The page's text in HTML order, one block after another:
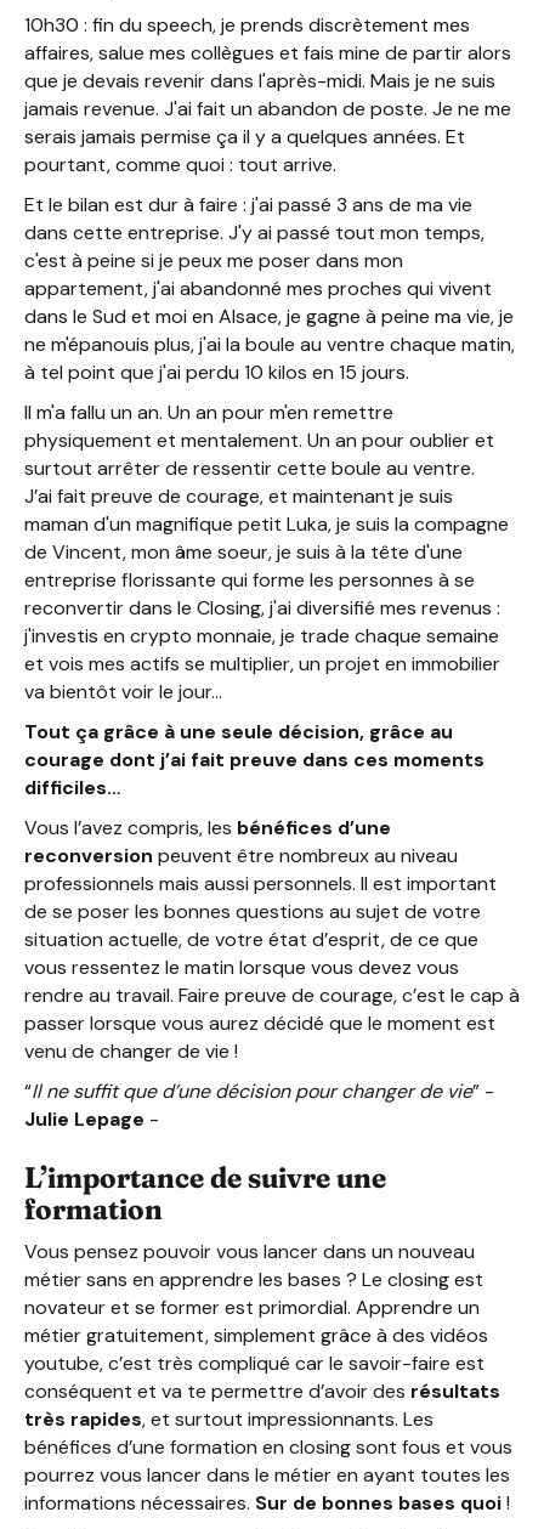
10h30 : fin du speech, je prends discrètement mes
affaires, salue mes collègues et fais mine de partir alors
que je devais revenir dans l'après-midi. Mais je ne suis
jamais revenue. J'ai fait un abandon de poste. Je ne me
serais jamais permise ça il y a quelques années. Et
pourtant, comme quoi : tout arrive.
Et le bilan est dur à faire : j'ai passé 3 ans de ma vie
dans cette entreprise. J'y ai passé tout mon temps,
c'est à peine si je peux me poser dans mon
appartement, j'ai abandonné mes proches qui vivent
dans le Sud et moi en Alsace, je gagne à peine ma vie, je
ne m'épanouis plus, j'ai la boule au ventre chaque matin,
à tel point que j'ai perdu 10 kilos en 15 jours.
Il m'a fallu un an. Un an pour m'en remettre
physiquement et mentalement. Un an pour oublier et
surtout arrêter de ressentir cette boule au ventre.
J’ai fait preuve de courage, et maintenant je suis
maman d'un magnifique petit Luka, je suis la compagne
de Vincent, mon âme soeur, je suis à la tête d'une
entreprise florissante qui forme les personnes à se
reconvertir dans le Closing, j'ai diversifié mes revenus :
j'investis en crypto monnaie, je trade chaque semaine
et vois mes actifs se multiplier, un projet en immobilier
va bientôt voir le jour…
Tout ça grâce à une seule décision, grâce au
courage dont j’ai fait preuve dans ces moments
difficiles…
Vous l’avez compris, les bénéfices d’une
reconversion peuvent être nombreux au niveau
professionnels mais aussi personnels. Il est important
de se poser les bonnes questions au sujet de votre
situation actuelle, de votre état d’esprit, de ce que
vous ressentez le matin lorsque vous devez vous
rendre au travail. Faire preuve de courage, c’est le cap à
passer lorsque vous aurez décidé que le moment est
venu de changer de vie !
“Il ne suffit que d’une décision pour changer de vie” -
Julie Lepage -
L’importance de suivre une
formation
Vous pensez pouvoir vous lancer dans un nouveau
métier sans en apprendre les bases ? Le closing est
novateur et se former est primordial. Apprendre un
métier gratuitement, simplement grâce à des vidéos
youtube, c’est très compliqué car le savoir-faire est
conséquent et va te permettre d’avoir des résultats
très rapides, et surtout impressionnants. Les
bénéfices d’une formation en closing sont fous et vous
pourrez vous lancer dans le métier en ayant toutes les
informations nécessaires. Sur de bonnes bases quoi!